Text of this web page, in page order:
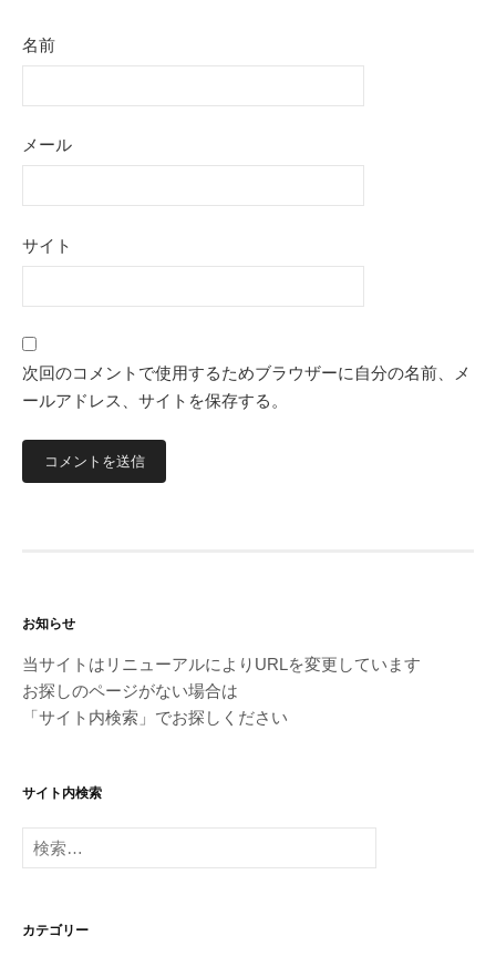
名前
メール
サイト
次回のコメントで使用するためブラウザーに自分の名前、メ
ールアドレス、サイトを保存する。
お知らせ
当サイトはリニューアルによりURLを変更しています
お探しのページがない場合は
「サイト内検索」でお探しください
サイト内検索
検
索:
カテゴリー